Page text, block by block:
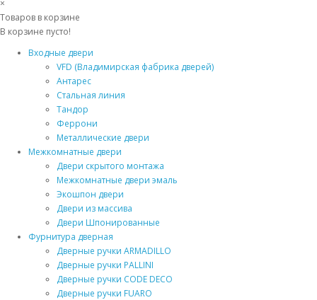
×
Товаров в корзине
В корзине пусто!
Входные двери
VFD (Владимирская фабрика дверей)
Антарес
Стальная линия
Тандор
Феррони
Металлические двери
Межкомнатные двери
Двери скрытого монтажа
Межкомнатные двери эмаль
Экошпон двери
Двери из массива
Двери Шпонированные
Фурнитура дверная
Дверные ручки ARMADILLO
Дверные ручки PALLINI
Дверные ручки CODE DECO
Дверные ручки FUARO